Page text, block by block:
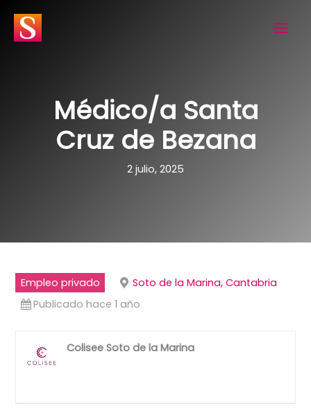
contenido
Médico/a Santa
Cruz de Bezana
2 julio, 2025
Empleo privado
Soto de la Marina, Cantabria
Publicado hace 1 año
Colisee Soto de la Marina